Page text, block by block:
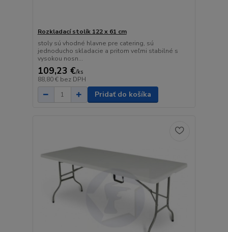
Rozkladací stolík 122 x 61 cm
stoly sú vhodné hlavne pre catering, sú
jednoducho skladacie a pritom veľmi stabilné s
vysokou nosn...
109,23 €/ks
88,80 € bez DPH
Pridať do košíka